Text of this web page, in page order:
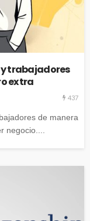
trabajadores
extra
437
de manera
negocio....